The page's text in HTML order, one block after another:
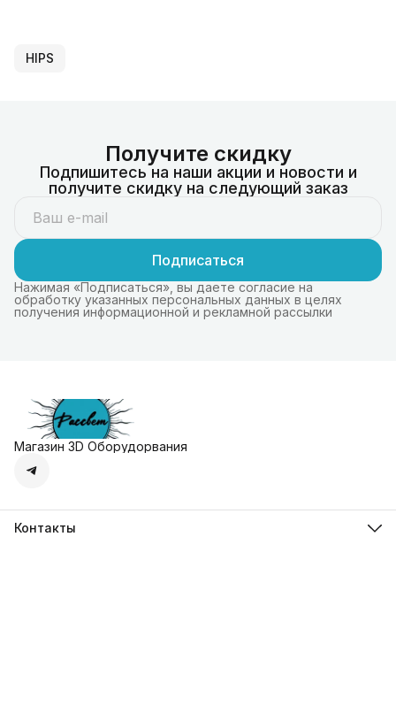
HIPS
Получите скидку
Подпишитесь на наши акции и новости и
получите скидку на следующий заказ
Подписаться
Нажимая «Подписаться», вы даете согласие на
обработку указанных персональных данных в целях
получения информационной и рекламной рассылки
Магазин 3D Оборудорвания
Контакты